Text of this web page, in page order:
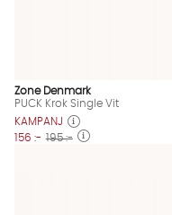
Zone Denmark
PUCK Krok Single Vit
KAMPANJ
156 :- 195 :-